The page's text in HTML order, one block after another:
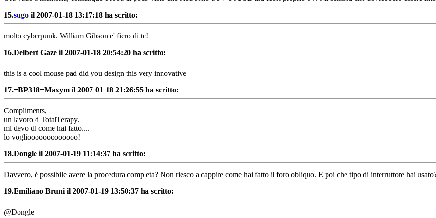
15.sugo il 2007-01-18 13:17:18 ha scritto:
molto cyberpunk. William Gibson e' fiero di te!
16.Delbert Gaze il 2007-01-18 20:54:20 ha scritto:
this is a cool mouse pad did you design this very innovative
17.=BP318=Maxym il 2007-01-18 21:26:55 ha scritto:
Compliments,
un lavoro d TotalTerapy.
mi devo di come hai fatto....
lo vogliooooooooooooo!
18.Dongle il 2007-01-19 11:14:37 ha scritto:
Davvero, è possibile avere la procedura completa? Non riesco a cappire come hai fatto il foro obliquo. E poi che tipo di interruttore hai
19.Emiliano Bruni il 2007-01-19 13:50:37 ha scritto:
@Dongle